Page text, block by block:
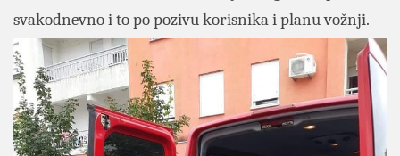
svakodnevno i to po pozivu korisnika i planu vožnji.